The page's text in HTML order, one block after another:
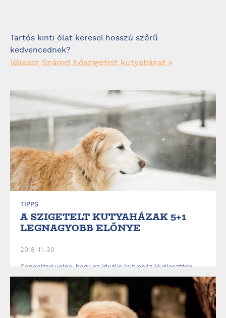
Tartós kinti ólat keresel hosszú szőrű
kedvencednek?
Válassz Számel hőszigetelt kutyaházat »
TIPPS
A SZIGETELT KUTYAHÁZAK 5+1
LEGNAGYOBB ELŐNYE
2018-11-30
Gondoltad volna, hogy az ideális kutyaház kiválasztása
során a szigetelés éppen olyan fontos szempont, akár
saját otthonod esetében? A megfelelő hőmérséklet
biztosításával ugyanis igen sokat tehetsz kedvenced jó
közérzete, egészsége és nyugalma érdekében. Ki is
gyűjtöttük Neked a legfontosabb tudnivalókat és a
szigetel...